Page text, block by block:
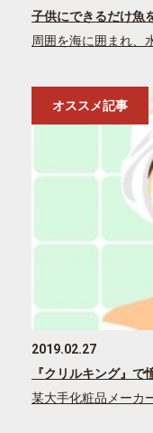
子供にできるだけ魚
周囲を海に囲まれ、
オススメ記事
2019.02.27
『クリルキング』
某大手化粧品メーカ